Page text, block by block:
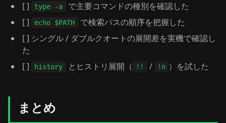
[ ]
type -a
で主要コマンドの種別を確認した
[ ]
echo $PATH
で検索パスの順序を把握した
[ ] シングル / ダブルクオートの展開差を実機で確認し
た
[ ]
history とヒストリ展開（ !! / !n ）を試した
まとめ